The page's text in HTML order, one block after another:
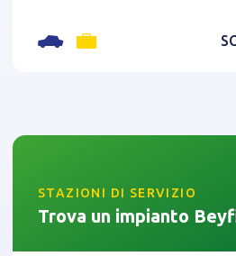
STAZIONI DI SERVIZIO
Trova un impianto